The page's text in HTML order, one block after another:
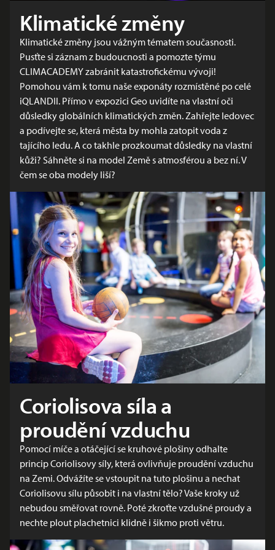
Klimatické změny
Klimatické změny jsou vážným tématem současnosti.
Pusťte si záznam z budoucnosti a pomozte týmu
CLIMACADEMY zabránit katastrofickému vývoji!
Pomohou vám k tomu naše exponáty rozmístěné po celé
iQLANDII. Přímo v expozici Geo uvidíte na vlastní oči
důsledky globálních klimatických změn. Zahřejte ledovec
a podívejte se, která města by mohla zatopit voda z
tajícího ledu. A co takhle prozkoumat důsledky na vlastní
kůži? Sáhněte si na model Země s atmosférou a bez ní. V
čem se oba modely liší?
Coriolisova síla a
proudění vzduchu
Pomocí míče a otáčející se kruhové plošiny odhalte
princip Coriolisovy síly, která ovlivňuje proudění vzduchu
na Zemi. Odvážíte se vstoupit na tuto plošinu a nechat
Coriolisovu sílu působit i na vlastní tělo? Vaše kroky už
nebudou směřovat rovně. Poté zkroťte vzdušné proudy a
nechte plout plachetnici klidně i šikmo proti větru.